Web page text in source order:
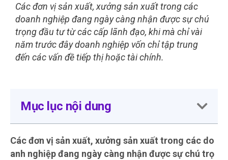
Các đơn vị sản xuất, xưởng sản xuất trong các
doanh nghiệp đang ngày càng nhận được sự chú
trọng đầu tư từ các cấp lãnh đạo, khi mà chỉ vài
năm trước đây doanh nghiệp vốn chỉ tập trung
đến các vấn đề tiếp thị hoặc tài chính.
Mục lục nội dung
Các đơn vị sản xuất, xưởng sản xuất trong các do
anh nghiệp đang ngày càng nhận được sự chú trọ